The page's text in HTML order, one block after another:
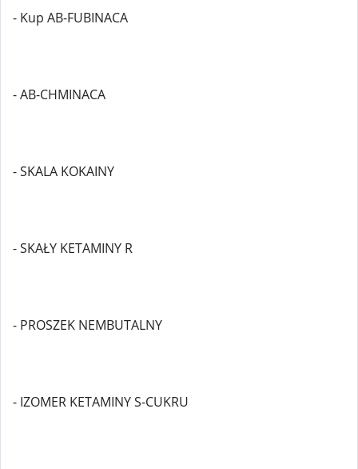
- Kup AB-FUBINACA
- AB-CHMINACA
- SKALA KOKAINY
- SKAŁY KETAMINY R
- PROSZEK NEMBUTALNY
- IZOMER KETAMINY S-CUKRU